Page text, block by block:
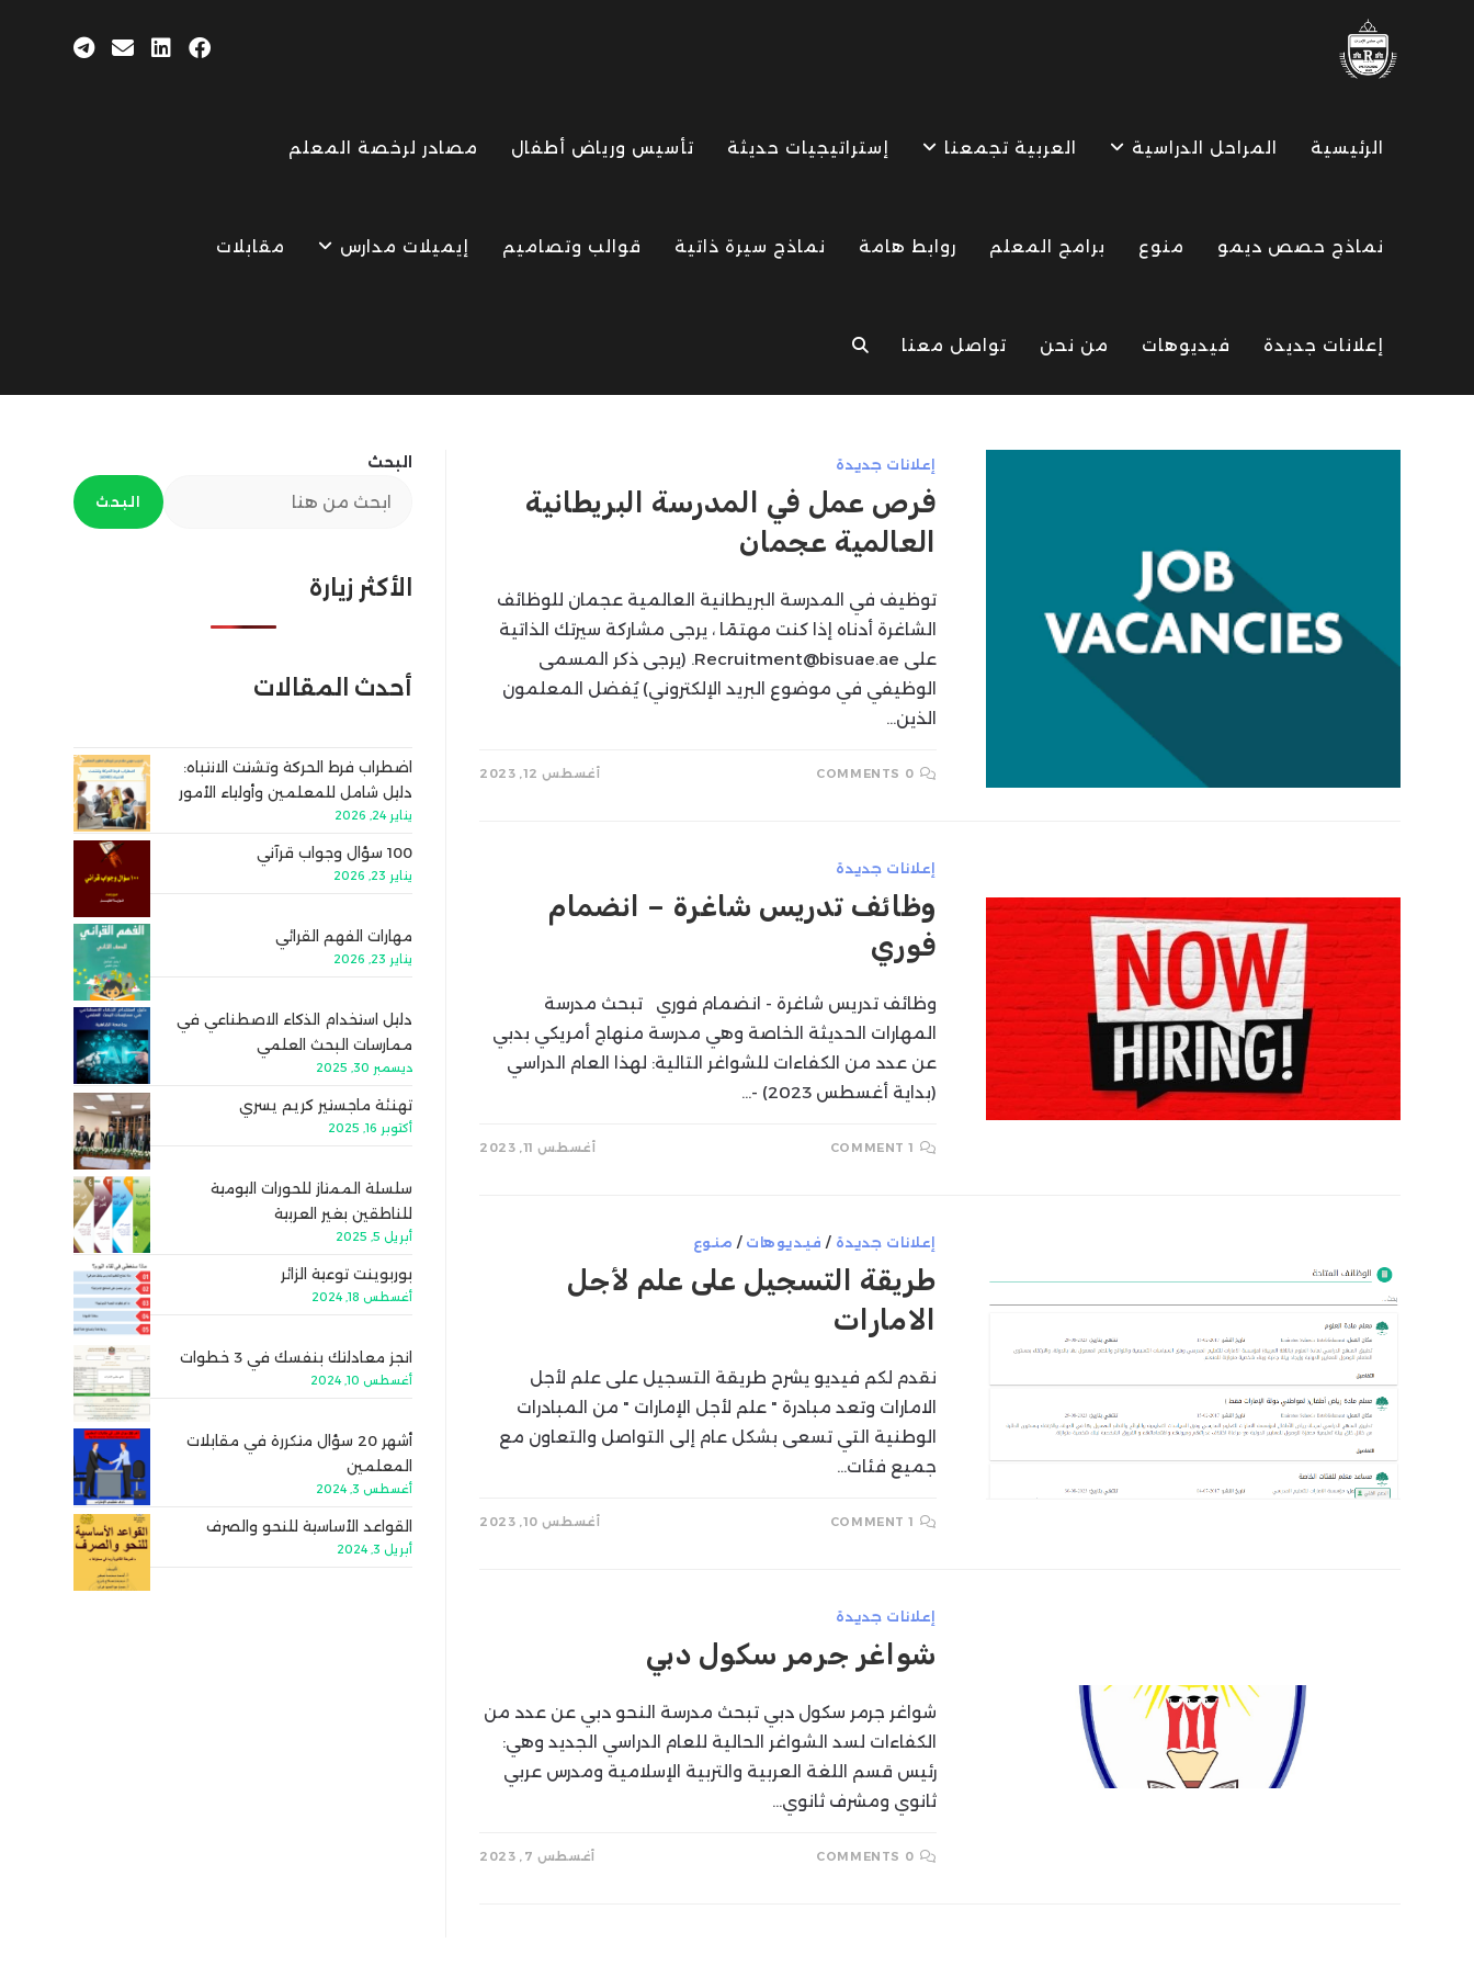
الرئيسية المراحل الدراسية العربية تجمعنا إستراتيجيات حديثة تأسيس ورياض أطفال مصادر لرخصة المعلم
نماذج حصص ديمو منوع برامج المعلم روابط هامة نماذج سيرة ذاتية قوالب وتصاميم إيميلات مدارس مقابلات
إعلانات جديدة فيديوهات من نحن تواصل معنا TOGGLE
SEARCH
إعلانات جديدة
فرص عمل في المدرسة البريطانية
العالمية عجمان
توظيف في المدرسة البريطانية العالمية عجمان للوظائف
الشاغرة أدناه إذا كنت مهتمًا ، يرجى مشاركة سيرتك الذاتية
على Recruitment@bisuae.ae. (يرجى ذكر المسمى
الوظيفي في موضوع البريد الإلكتروني) يُفضل المعلمون
الذين…
0 COMMENTS أغسطس 12, 2023
إعلانات جديدة
وظائف تدريس شاغرة – انضمام
فوري
وظائف تدريس شاغرة - انضمام فوري تبحث مدرسة
المهارات الحديثة الخاصة وهي مدرسة منهاج أمريكي بدبي
عن عدد من الكفاءات للشواغر التالية: لهذا العام الدراسي
(بداية أغسطس 2023) -…
1 COMMENT أغسطس 11, 2023
إعلانات جديدة / فيديوهات / منوع
طريقة التسجيل على علم لأجل
الامارات
نقدم لكم فيديو يشرح طريقة التسجيل على علم لأجل
الامارات وتعد مبادرة " علم لأجل الإمارات " من المبادرات
الوطنية التي تسعى بشكل عام إلى التواصل والتعاون مع
جميع فئات…
1 COMMENT أغسطس 10, 2023
إعلانات جديدة
شواغر جرمر سكول دبي
شواغر جرمر سكول دبي تبحث مدرسة النحو دبي عن عدد من
الكفاءات لسد الشواغر الحالية للعام الدراسي الجديد وهي:
رئيس قسم اللغة العربية والتربية الإسلامية ومدرس عربي
ثانوي ومشرف ثانوي…
0 COMMENTS أغسطس 7, 2023
البحث
البحث
الأكثر زيارة
أحدث المقالات
اضطراب فرط الحركة وتشتت الانتباه:
دليل شامل للمعلمين وأولياء الأمور
يناير 24, 2026
100 سؤال وجواب قرآني
يناير 23, 2026
مهارات الفهم القرائي
يناير 23, 2026
دليل استخدام الذكاء الاصطناعي في
ممارسات البحث العلمي
ديسمبر 30, 2025
تهنئة ماجستير كريم يسري
أكتوبر 16, 2025
سلسلة الممتاز للحورات اليومية
للناطقين بغير العربية
أبريل 5, 2025
بوربوينت توعية الزائر
أغسطس 18, 2024
انجز معادلتك بنفسك في 3 خطوات
أغسطس 10, 2024
أشهر 20 سؤال متكررة في مقابلات
المعلمين
أغسطس 3, 2024
القواعد الأساسية للنحو والصرف
أبريل 3, 2024